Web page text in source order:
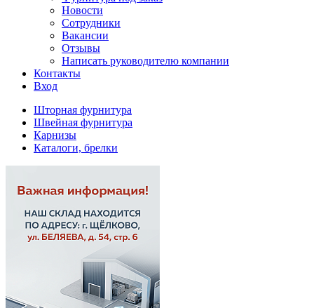
Новости
Сотрудники
Вакансии
Отзывы
Написать руководителю компании
Контакты
Вход
Шторная фурнитура
Швейная фурнитура
Карнизы
Каталоги, брелки